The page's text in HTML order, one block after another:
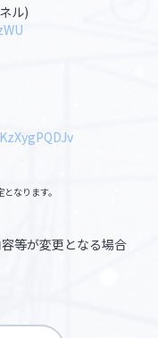
ル)
なります。
等が変更となる場合